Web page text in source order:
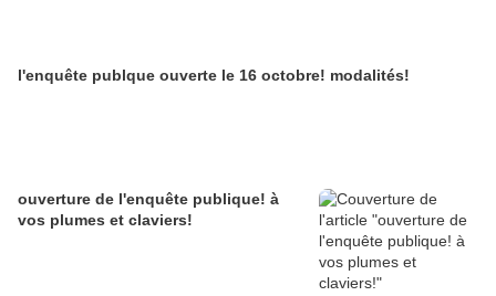
l'enquête publque ouverte le 16 octobre! modalités!
ouverture de l'enquête publique! à
vos plumes et claviers!